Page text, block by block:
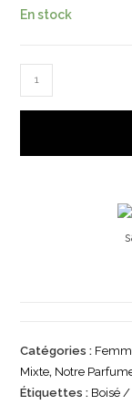
En stock
Catégories :
Mixte, Notre
Étiquettes : Boisé